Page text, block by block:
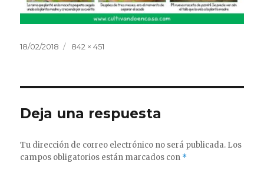
Publicado
18/02/2018
Tamaño
842 × 451
Deja una respuesta
Tu dirección de correo electrónico no será publicada. Los
campos obligatorios están marcados con *